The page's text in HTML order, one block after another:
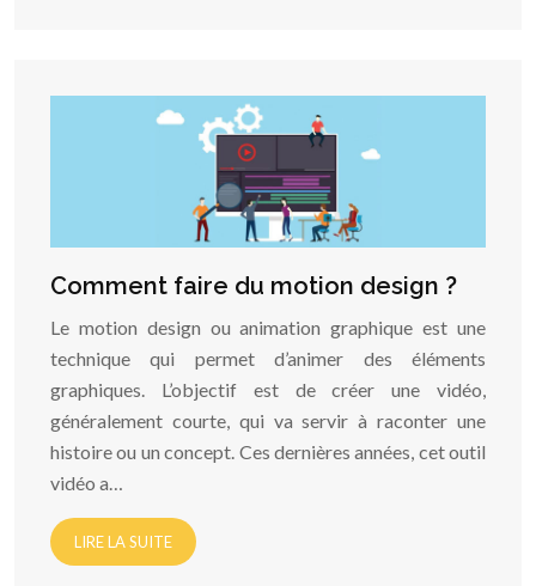
Comment faire du motion design ?
Le motion design ou animation graphique est une
technique qui permet d’animer des éléments
graphiques. L’objectif est de créer une vidéo,
généralement courte, qui va servir à raconter une
histoire ou un concept. Ces dernières années, cet outil
vidéo a…
LIRE LA SUITE